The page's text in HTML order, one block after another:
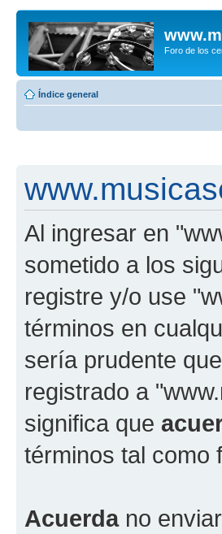
Foro de los
Índice general
Al ingresar en
sometido a los
registre y/o use
términos en
sería prudente
registrado a
significa que
términos tal como
Acuerdano